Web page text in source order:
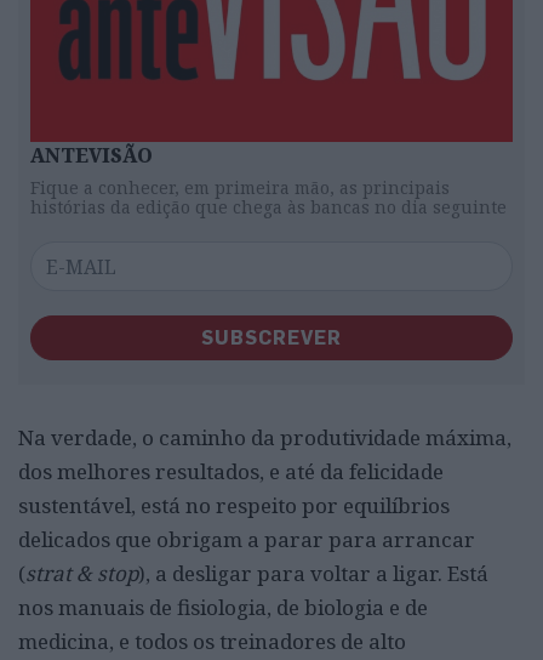
ANTEVISÃO
Fique a conhecer, em primeira mão, as principais
histórias da edição que chega às bancas no dia seguinte
SUBSCREVER
Na verdade, o caminho da produtividade máxima,
dos melhores resultados, e até da felicidade
sustentável, está no respeito por equilíbrios
delicados que obrigam a parar para arrancar
(strat & stop), a desligar para voltar a ligar. Está
nos manuais de fisiologia, de biologia e de
medicina, e todos os treinadores de alto